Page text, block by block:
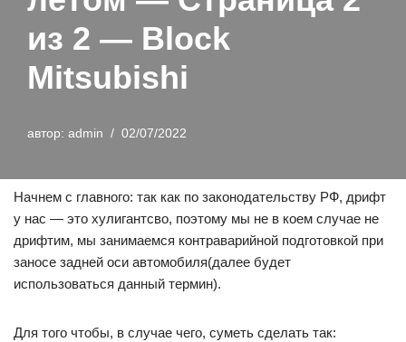
из 2 — Block
Mitsubishi
автор: admin 02/07/2022
Начнем с главного: так как по законодательству РФ, дрифт
у нас — это хулигантсво, поэтому мы не в коем случае не
дрифтим, мы занимаемся контраварийной подготовкой при
заносе задней оси автомобиля(далее будет
использоваться данный термин).
Для того чтобы, в случае чего, суметь сделать так: